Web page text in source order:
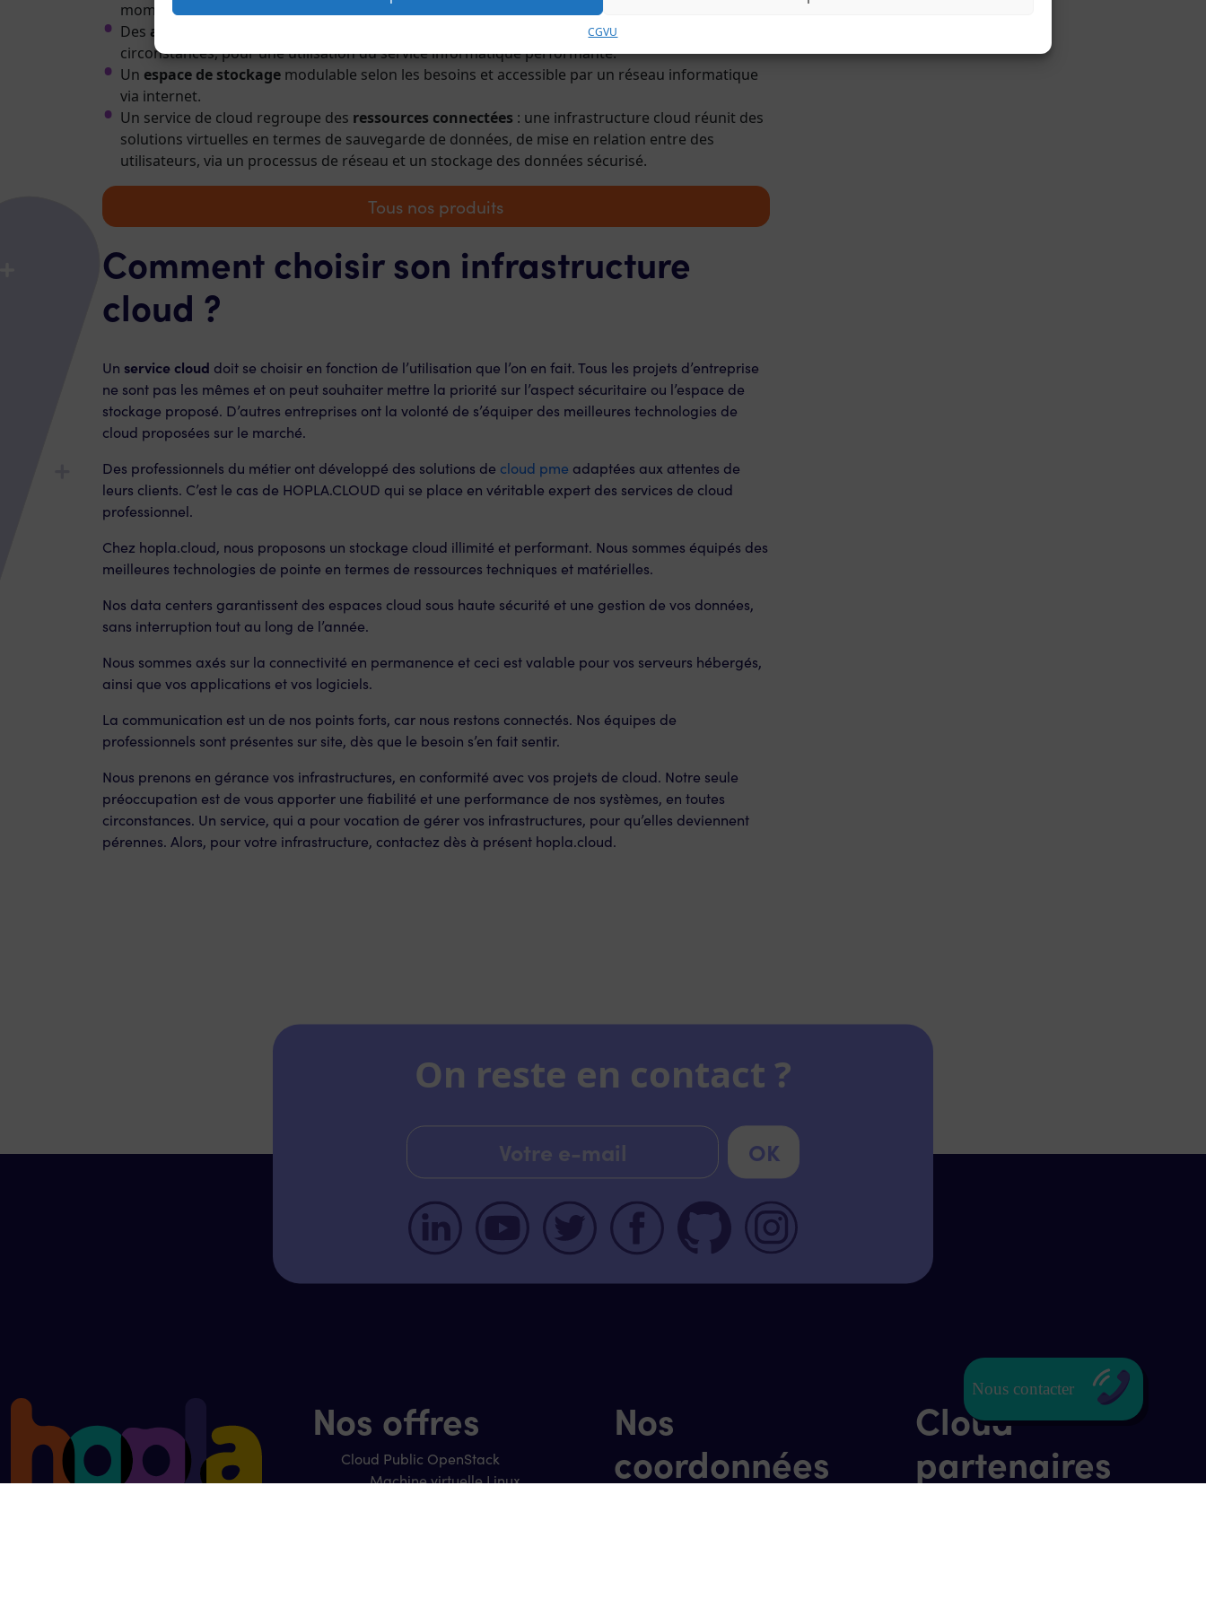
CGVU
moment.
Des applications
hébergés avec une connectivité optimisée en toutes
circonstances, pour une utilisation du service informatique performante.
Un espace de stockage modulable selon les besoins et accessible par un réseau informatique
via internet.
Un service de cloud regroupe des ressources connectées : une infrastructure cloud réunit des
solutions virtuelles en termes de sauvegarde de données, de mise en relation entre des
utilisateurs, via un processus de réseau et un stockage des données sécurisé.
Tous nos produits
Comment choisir son infrastructure
cloud ?
Un service cloud doit se choisir en fonction de l’utilisation que l’on en fait. Tous les projets d’entreprise
ne sont pas les mêmes et on peut souhaiter mettre la priorité sur l’aspect sécuritaire ou l’espace de
stockage proposé. D’autres entreprises ont la volonté de s’équiper des meilleures technologies de
cloud proposées sur le marché.
Des professionnels du métier ont développé des solutions de cloud pme adaptées aux attentes de
leurs clients. C’est le cas de HOPLA.CLOUD qui se place en véritable expert des services de cloud
professionnel.
Chez hopla.cloud, nous proposons un stockage cloud illimité et performant. Nous sommes équipés des
meilleures technologies de pointe en termes de ressources techniques et matérielles.
Nos data centers garantissent des espaces cloud sous haute sécurité et une gestion de vos données,
sans interruption tout au long de l’année.
Nous sommes axés sur la connectivité en permanence et ceci est valable pour vos serveurs hébergés,
ainsi que vos applications et vos logiciels.
La communication est un de nos points forts, car nous restons connectés. Nos équipes de
professionnels sont présentes sur site, dès que le besoin s’en fait sentir.
Nous prenons en gérance vos infrastructures, en conformité avec vos projets de cloud. Notre seule
préoccupation est de vous apporter une fiabilité et une performance de nos systèmes, en toutes
circonstances. Un service, qui a pour vocation de gérer vos infrastructures, pour qu’elles deviennent
pérennes. Alors, pour votre infrastructure, contactez dès à présent hopla.cloud.
Nous contacter
On reste en contact ?
Nos offres
Cloud Public OpenStack
Machine virtuelle Linux
Nos
coordonnées
Cloud
partenaires